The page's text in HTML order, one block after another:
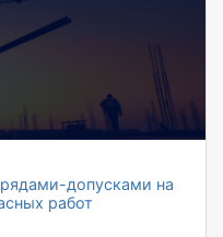
допусками на
работ